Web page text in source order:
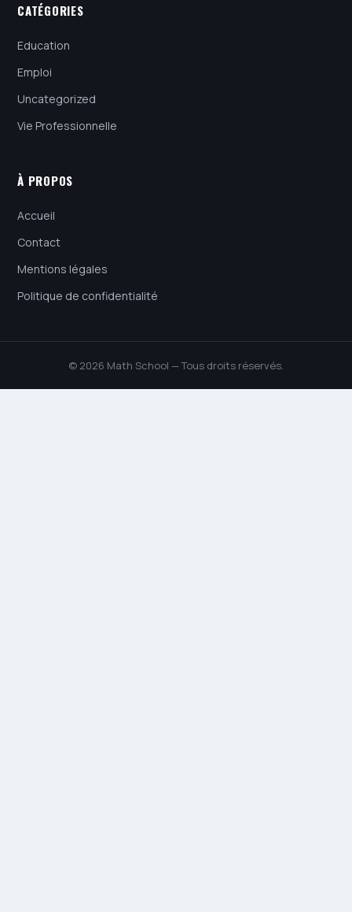
CATÉGORIES
Education
Emploi
Uncategorized
Vie Professionnelle
À PROPOS
Accueil
Contact
Mentions légales
Politique de confidentialité
© 2026 Math School — Tous droits réservés.